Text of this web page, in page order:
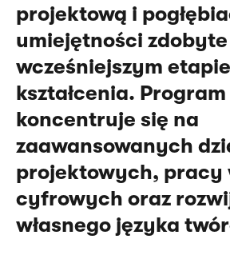
projektową i
umiejętności
wcześniejszym etapie
kształcenia. Program
koncentruje się na
zaawansowanych
projektowych, pracy
cyfrowych oraz
własnego języka